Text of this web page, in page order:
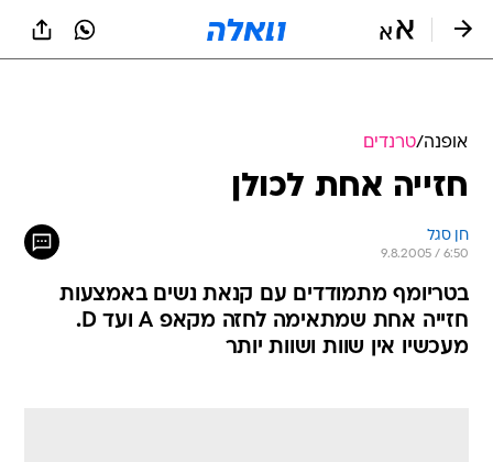
אופנה/טרנדים
חזייה אחת לכולן
חן סגל
9.8.2005 / 6:50
בטריומף מתמודדים עם קנאת נשים באמצעות
חזייה אחת שמתאימה לחזה מקאפ A ועד D.
מעכשיו אין שוות ושוות יותר